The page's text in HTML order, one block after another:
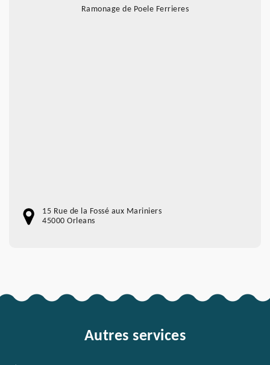
Ramonage de Poele Ferrieres
15 Rue de la Fossé aux Mariniers
45000 Orleans
Autres services